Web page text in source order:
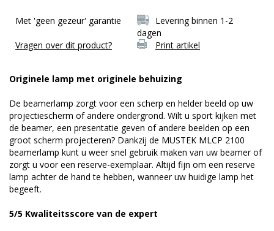
Met 'geen gezeur' garantie
Levering binnen 1-2
dagen
Vragen over dit product?
Print artikel
Originele lamp met originele behuizing
De beamerlamp zorgt voor een scherp en helder beeld op uw
projectiescherm of andere ondergrond. Wilt u sport kijken met
de beamer, een presentatie geven of andere beelden op een
groot scherm projecteren? Dankzij de MUSTEK MLCP 2100
beamerlamp kunt u weer snel gebruik maken van uw beamer of
zorgt u voor een reserve-exemplaar. Altijd fijn om een reserve
lamp achter de hand te hebben, wanneer uw huidige lamp het
begeeft.
5/5 Kwaliteitsscore van de expert